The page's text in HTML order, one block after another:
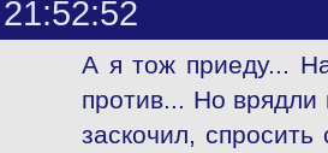
А я тож приеду...
против... Но врядли
заскочил, спросить